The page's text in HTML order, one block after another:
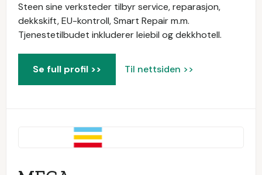
Steen sine verksteder tilbyr service, reparasjon,
dekkskift, EU-kontroll, Smart Repair m.m.
Tjenestetilbudet inkluderer leiebil og dekkhotell.
Se full profil >> Til nettsiden >>